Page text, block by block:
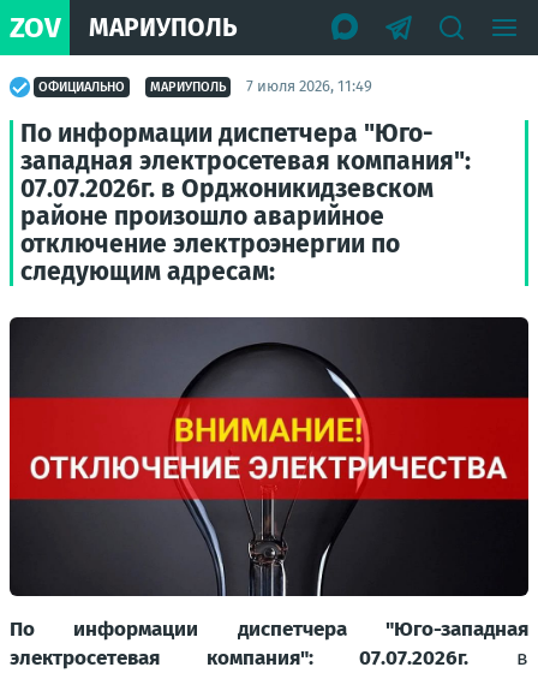
ZOV МАРИУПОЛЬ
ОФИЦИАЛЬНО МАРИУПОЛЬ 7 июля 2026, 11:49
По информации диспетчера "Юго-
западная электросетевая компания":
07.07.2026г. в Орджоникидзевском
районе произошло аварийное
отключение электроэнергии по
следующим адресам:
По информации диспетчера "Юго-западная
электросетевая компания": 07.07.2026г. в